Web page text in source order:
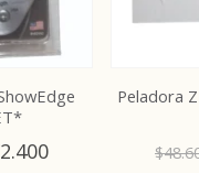
Peladora
$